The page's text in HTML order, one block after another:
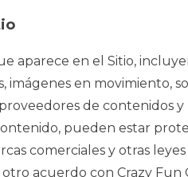
aparece en el Sitio,
imágenes en movimiento,
proveedores de contenidos
pueden estar
comerciales y otras
acuerdo con Crazy